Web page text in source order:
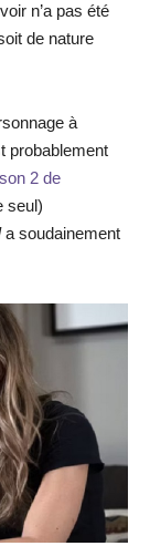
n’a pas été
de nature
à
probablement
2 de
seul)
a soudainement